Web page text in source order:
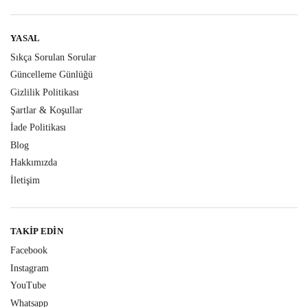
YASAL
Sıkça Sorulan Sorular
Güncelleme Günlüğü
Gizlilik Politikası
Şartlar & Koşullar
İade Politikası
Blog
Hakkımızda
İletişim
TAKIP EDIN
Facebook
Instagram
YouTube
Whatsapp